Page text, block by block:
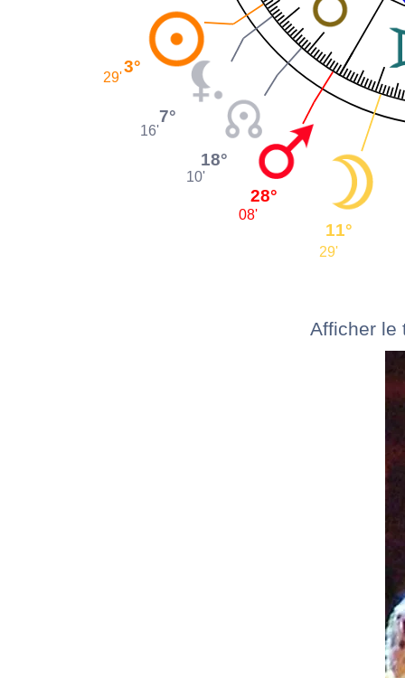
3°
29'
7°
16'
18°
10'
28°
08'
11°
29'
Afficher le